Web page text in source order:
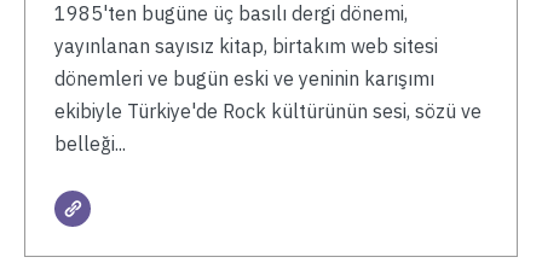
1985'ten bugüne üç basılı dergi dönemi,
yayınlanan sayısız kitap, birtakım web sitesi
dönemleri ve bugün eski ve yeninin karışımı
ekibiyle Türkiye'de Rock kültürünün sesi, sözü ve
belleği...